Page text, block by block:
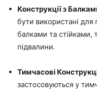
Конструкції з
бути використані для
балками та стійками,
підвалини.
Тимчасові
застосовуються у